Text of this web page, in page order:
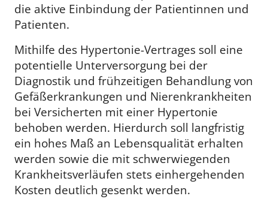
die aktive Einbindung der Patientinnen und
Patienten.
Mithilfe des Hypertonie-Vertrages soll eine
potentielle Unterversorgung bei der
Diagnostik und frühzeitigen Behandlung von
Gefäßerkrankungen und Nierenkrankheiten
bei Versicherten mit einer Hypertonie
behoben werden. Hierdurch soll langfristig
ein hohes Maß an Lebensqualität erhalten
werden sowie die mit schwerwiegenden
Krankheitsverläufen stets einhergehenden
Kosten deutlich gesenkt werden.